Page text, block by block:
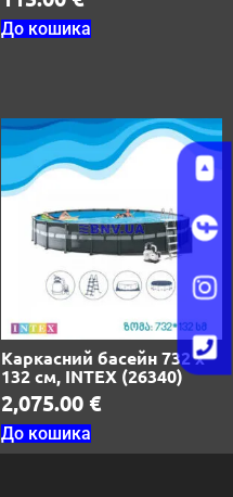
До кошика
Каркасний басейн 732 х
132 см, INTEX (26340)
2,075.00 €
До кошика